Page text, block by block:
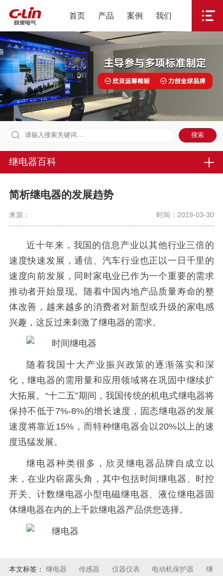
首页 产品 案例 我们
继电器百科
简析继电器的发展趋势
来源： 时间：2019-03-30
近十年来，我国的信息产业以其他行业三倍的
速度快速发展，通信、汽车行业也正以一日千里的
速度向前发展，同时家电业已作为一个重要的需求
推动者开始显现。随着中国内地产品质量寿命的整
体改善，越来越多的消费者对新型或升级的家电感
兴趣，这反过来刺激了继电器的需求。
随着我国十大产业振兴政策的逐渐落实和深
化，继电器的需用量和应用领域将在巩固中继续扩
大拓展。“十二五”期间，我国传统的机电式继电器将
保持不低于7%-8%的增长速度，固态继电器的发展
速度将靠近15%，而特种继电器会以20%以上的速
度迅猛发展。
继电器种类很多，欣灵继电器品牌自成立以
来，在业内崭露头角，其中包括时间继电器、时控
开关、计数继电器小型电磁继电器、液位继电器固
体继电器在内的上千款继电器产品供您选择。
本文标签： 继电器 传感器 仪器仪表 电动机保护器
继